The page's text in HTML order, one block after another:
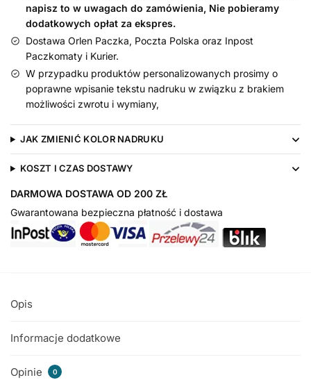
roczek
napisz to w uwagach do zamówienia, Nie pobieramy
dodatkowych opłat za ekspres.
Dostawa Orlen Paczka, Poczta Polska oraz Inpost
Paczkomaty i Kurier.
W przypadku produktów personalizowanych prosimy o
poprawne wpisanie tekstu nadruku w związku z brakiem
możliwości zwrotu i wymiany,
JAK ZMIENIĆ KOLOR NADRUKU
KOSZT I CZAS DOSTAWY
DARMOWA DOSTAWA OD 200 ZŁ
Gwarantowana bezpieczna płatność i dostawa
Opis
Informacje dodatkowe
Opinie 0